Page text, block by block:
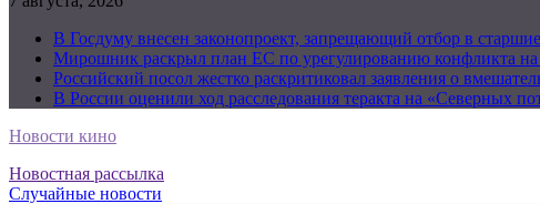
В Госдуму внесен законопроект, запрещающий отбор в
Мирошник раскрыл план ЕС по урегулированию конфликта
Российский посол жестко раскритиковал заявления о
В России оценили ход расследования теракта на «Северных
Новости кино
Новостная рассылка
Случайные новости